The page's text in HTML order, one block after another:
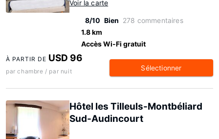
Voir la carte
8/10 Bien 278 commentaires
1.8 km
Accès Wi-Fi gratuit
À PARTIR DE USD 96
par chambre / par nuit Sélectionner
Hôtel les Tilleuls-Montbéliard
Sud-Audincourt